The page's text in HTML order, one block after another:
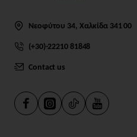
Νεοφύτου 34, Χαλκίδα 341 00
(+30)-22210 81848
Contact us